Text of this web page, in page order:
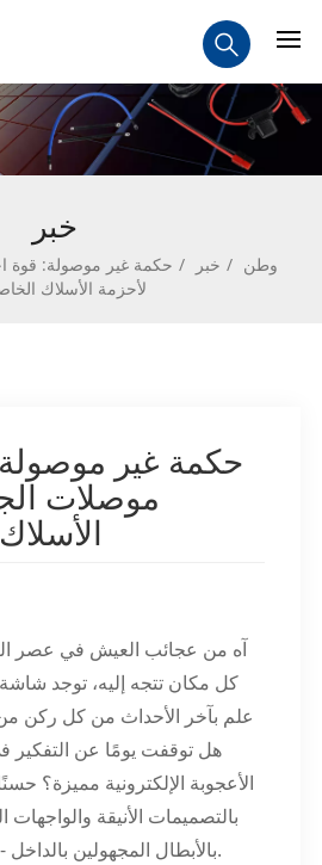
خبر
وطن / خبر / حكمة غير موصولة: قوة
لأحزمة الأسلاك
حكمة غير موصولة:
موصلات
آه من عجائب العيش في عصر
كل مكان تتجه إليه، توجد
علم بآخر الأحداث من كل ركن
هل توقفت يومًا عن التفكير
الأعجوبة الإلكترونية مميزة؟
بالتصميمات الأنيقة والواجهات
بالأبطال المجهولين بالداخل - الأسلاك والموصلات.